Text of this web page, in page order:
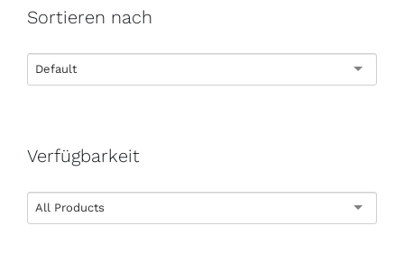
Sortieren nach
Default
Verfügbarkeit
All Products